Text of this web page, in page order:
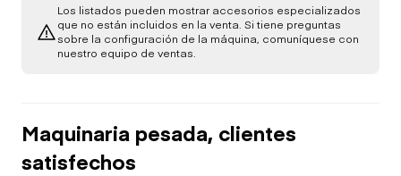
Luces de
Advertencia del
Chequeo de
Función Limitada
Combustible
Fugas de
Combustible
Función Limitada
Giratorio Hidráulico
Central
Hidráulicos
Los listados pueden mostrar accesorios especializados
que no están incluidos en la venta. Si tiene preguntas
sobre la configuración de la máquina, comuníquese con
nuestro equipo de ventas.
Maquinaria pesada, clientes
satisfechos